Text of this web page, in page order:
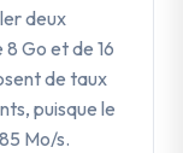
deux
Go et de 16
de taux
puisque le
Mo/s.